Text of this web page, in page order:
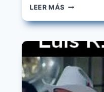
LEER MÁS INDIA
LA
–
FAVORITO